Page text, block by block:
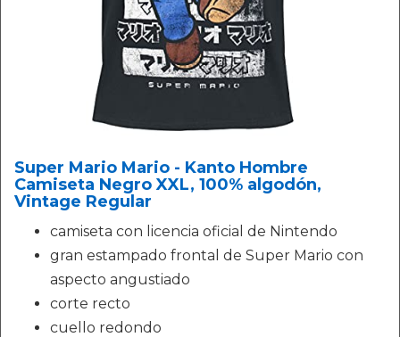
Super Mario Mario - Kanto Hombre
Camiseta Negro XXL, 100% algodón,
Vintage Regular
camiseta con licencia oficial de Nintendo
gran estampado frontal de Super Mario con
aspecto angustiado
corte recto
cuello redondo